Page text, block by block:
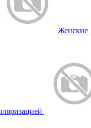
Женские